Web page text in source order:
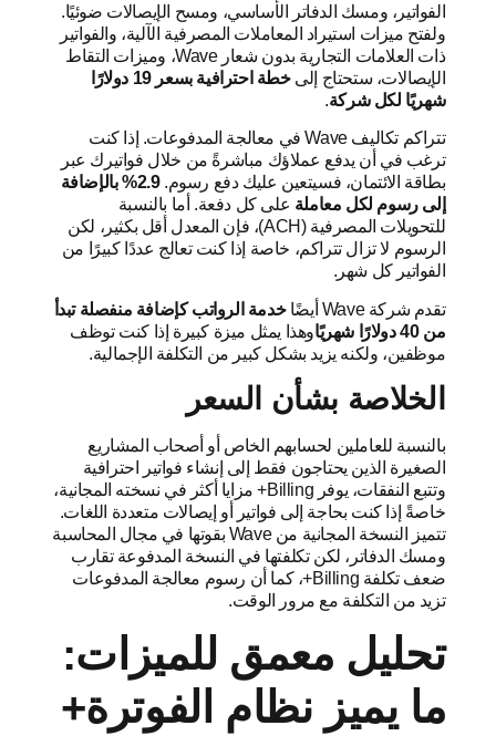
الفواتير، ومسك الدفاتر الأساسي، ومسح الإيصالات ضوئيًا.
ولفتح ميزات استيراد المعاملات المصرفية الآلية، والفواتير
ذات العلامات التجارية بدون شعار Wave، وميزات التقاط
الإيصالات، ستحتاج إلى
خطة احترافية بسعر 19 دولارًا
شهريًا لكل شركة.
تتراكم تكاليف Wave في معالجة المدفوعات. إذا كنت
ترغب في أن يدفع عملاؤك مباشرةً من خلال فواتيرك عبر
بطاقة الائتمان، فسيتعين عليك دفع رسوم.
2.9% بالإضافة
إلى رسوم لكل معاملة على كل دفعة. أما بالنسبة
للتحويلات المصرفية (ACH)، فإن المعدل أقل بكثير، لكن
الرسوم لا تزال تتراكم، خاصة إذا كنت تعالج عددًا كبيرًا من
الفواتير كل شهر.
تقدم شركة Wave أيضًا
خدمة الرواتب كإضافة منفصلة تبدأ
من 40 دولارًا شهريًا
وهذا يمثل ميزة كبيرة إذا كنت توظف
موظفين، ولكنه يزيد بشكل كبير من التكلفة الإجمالية.
الخلاصة بشأن السعر
بالنسبة للعاملين لحسابهم الخاص أو أصحاب المشاريع
الصغيرة الذين يحتاجون فقط إلى إنشاء فواتير احترافية
وتتبع النفقات، يوفر Billing+ مزايا أكثر في نسخته المجانية،
خاصةً إذا كنت بحاجة إلى فواتير أو إيصالات متعددة اللغات.
تتميز النسخة المجانية من Wave بقوتها في مجال المحاسبة
ومسك الدفاتر، لكن تكلفتها في النسخة المدفوعة تقارب
ضعف تكلفة Billing+، كما أن رسوم معالجة المدفوعات
تزيد من التكلفة مع مرور الوقت.
تحليل معمق للميزات:
ما يميز نظام الفوترة+